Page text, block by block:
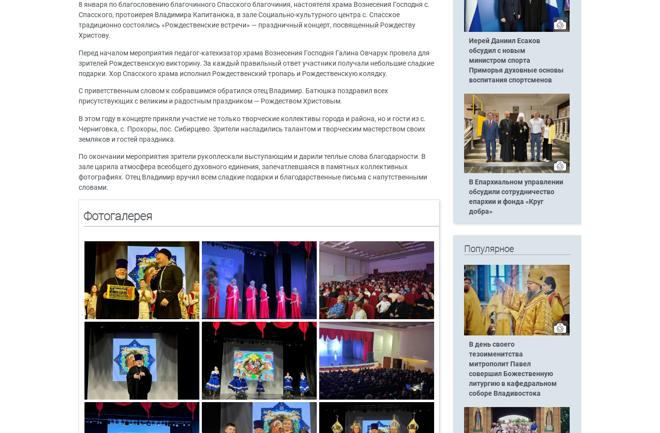
8 января по благословению благочинного Спасского благочиния, настоятеля храма Вознесения Господня с.
Спасского, протоиерея Владимира Капитанюка, в зале Социально-культурного центра с. Спасское
традиционно состоялись «Рождественские встречи» — праздничный концерт, посвященный Рождеству
Христову.
Перед началом мероприятия педагог-катехизатор храма Вознесения Господня Галина Овчарук провела для
зрителей Рождественскую викторину. За каждый правильный ответ участники получали небольшие сладкие
подарки. Хор Спасского храма исполнил Рождественский тропарь и Рождественскую колядку.
С приветственным словом к собравшимся обратился отец Владимир. Батюшка поздравил всех
присутствующих с великим и радостным праздником — Рождеством Христовым.
В этом году в концерте приняли участие не только творческие коллективы города и района, но и гости из с.
Черниговка, с. Прохоры, пос. Сибирцево. Зрители насладились талантом и творческим мастерством своих
земляков и гостей праздника.
По окончании мероприятия зрители рукоплескали выступающим и дарили теплые слова благодарности. В
зале царила атмосфера всеобщего духовного единения, запечатлевшаяся в памятных коллективных
фотографиях. Отец Владимир вручил всем сладкие подарки и благодарственные письма с напутственными
словами.
Фотогалерея
Иерей Даниил Есаков
обсудил с новым
министром спорта
Приморья духовные основы
воспитания спортсменов
В Епархиальном управлении
обсудили сотрудничество
епархии и фонда «Круг
добра»
Популярное
В день своего
тезоименитства
митрополит Павел
совершил Божественную
литургию в кафедральном
соборе Владивостока